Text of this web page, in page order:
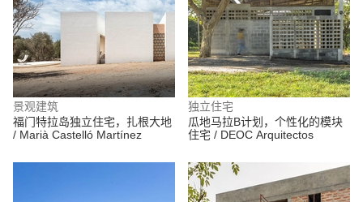
景观建筑
福门特拉岛独立住宅，扎根大地
/ Marià Castelló Martínez
独立住宅
瓜地马拉B计划，个性化的模块
住宅 / DEOC Arquitectos